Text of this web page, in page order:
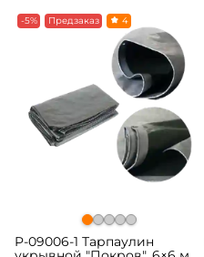
-5% Предзаказ 4
P-09006-1 Тарпаулин